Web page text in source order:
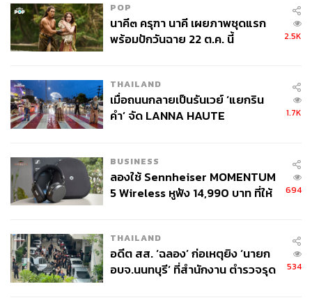
มาตรการ EV3รวม 32 บริษัท และมาตรการ EV3.5 รวม 11
บริษัท
อุตสาหกรรมยานยนต์ไฟฟ้า และอุตสาหกรรม ที่เกี่ยวข้องไป
ทั้งสิ้น 1.4 แสนล้านบาท ครอบคลุมทั้งการผลิตยานยนต์ไฟฟ้า
แบตเตอรี่และชิ้นส่วนสำคัญ สถานีชาร์จไฟฟ้า และสถานีสับ
เปลี่ยนแบตเตอรี่ อาทิ กิจการผลิตรถยนต์ BEV 21 โครงการ
โครงการ เงินลงทุนรวม 79,473 ล้านบาท กิจการผลิตชิ้นส่วน
สำคัญอื่น ๆ เช่น Traction Motor, BMS DCU, Inverter, On-
board Charger 45 โครงการ เงินลงทุนรวม 10,002 ล้านบาท
แบตเตอรี่ (Battery swapping) 32 โครงการ เงินลงทุนรวม
6,066 ล้านบาท
“วันนี้อุตสาหกรรมยานยนต์ไฟฟ้า ถือเป็น New Growth
POP
นาคี๓ ครุฑา นาคี เผยภาพชุดแรก
พร้อมปักวันฉาย 22 ต.ค. นี้
2.5K
THAILAND
เมื่อถนนกลายเป็นรันเวย์ ‘แยกริน
คำ’ จัด LANNA HAUTE
1.7K
BUSINESS
ลองใช้ Sennheiser MOMENTUM
5 Wireless หูฟัง 14,990 บาท ที่ให้
694
THAILAND
อดีต สส. ‘ฉลอง’ ก่อเหตุยิง ‘นายก
อบจ.นนทบุรี’ ที่สำนักงาน ตำรวจรุด
534